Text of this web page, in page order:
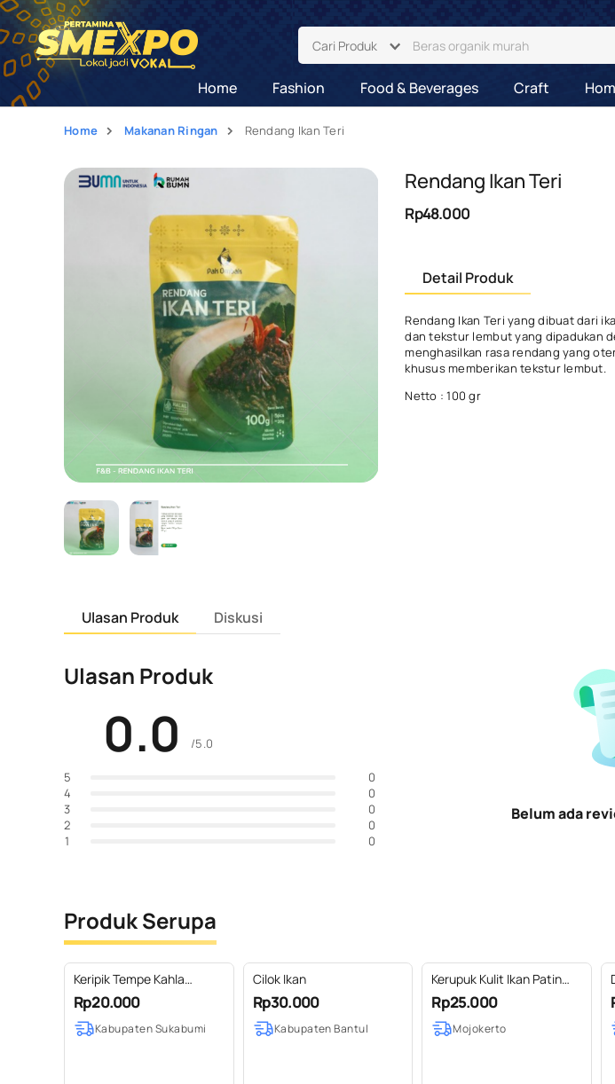
Cari Produk
Home Fashion Food & Beverages Craft
Home Makanan Ringan Rendang Ikan Teri
Rendang Ikan Teri
Rp48.000
Detail Produk
Rendang Ikan Teri yang dibuat dari
dan tekstur lembut yang dipadukan
menghasilkan rasa rendang yang
khusus memberikan tekstur lembut.
Netto : 100 gr
Ulasan Produk Diskusi
Ulasan Produk
0.0 /5.0
5
0
4
0
3
0
2
0
1
0
Belum ada
Produk Serupa
Keripik Tempe Kahla
Rendang
Rp20.000
Kabupaten Sukabumi
Cilok Ikan
Rp30.000
Kabupaten Bantul
Kerupuk Kulit Ikan Patin
Original
Rp25.000
Mojokerto